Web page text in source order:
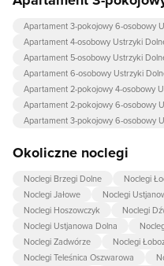
Apartament 3-pokojowy 6-osobowy
Apartament 4-osobowy Ustrzyki
Apartament 5-osobowy Ustrzyki
Apartament 6-osobowy Ustrzyki
Apartament 2-pokojowy 4-osobowy
Apartament 2-pokojowy 6-osobowy
Apartament 3-pokojowy 6-osobowy
Okoliczne noclegi
Noclegi Brzegi Dolne Noclegi
Noclegi Jałowe
Noclegi
Noclegi Hoszowczyk
Noclegi
Noclegi Ustjanowa Dolna
Noclegi Zadwórze
Noclegi
Noclegi Teleśnica Oszwarowa